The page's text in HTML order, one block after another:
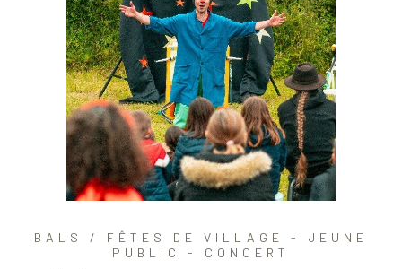
BALS / FÊTES DE VILLAGE - JEUNE
PUBLIC - CONCERT